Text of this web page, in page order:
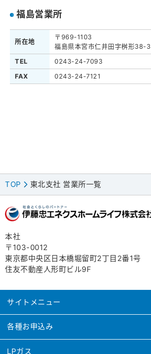
福島営業所
所在地
〒969-1103
福島県本宮市仁井田字桝形38-3
TEL
0243-24-7093
FAX
0243-24-7121
TOP > 東北支社 営業所一覧
本社
〒103-0012
東京都中央区日本橋堀留町2丁目2番1号
住友不動産人形町ビル9F
サイトメニュー
各種お申込み
LPガス